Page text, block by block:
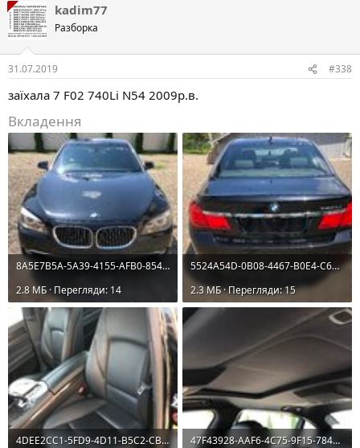
kadim77
Разборка
31.07.2019 #338
заїхала 7 F02 740Li N54 2009р.в.
Вкладення
8A5E7B5A-5A39-4155-AFB0-8545E651F1D6.jpeg
2.8 MБ · Перегляди: 14
5524A54D-0B08-4467-B0E4-C64290EE8847.jpeg
2.3 MБ · Перегляди: 15
4DEE2CC1-5FD9-4D11-B5C2-CB8455647553.jpeg
47F43928-AAF6-4C75-9F15-7849833C203F.jpeg